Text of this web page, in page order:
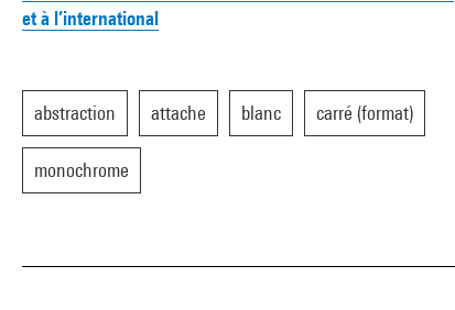
et à l’international
abstraction attache blanc carré (format)
monochrome